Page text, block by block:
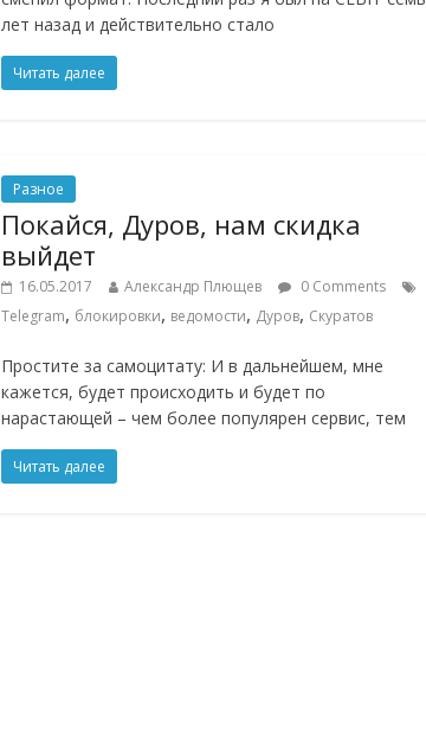
лет назад и действительно стало
Читать далее
Разное
Покайся, Дуров, нам скидка
выйдет
16.05.2017 Александр Плющев
0 Comments
Telegram, блокировки, ведомости, Дуров, Скуратов
Простите за самоцитату: И в дальнейшем, мне
кажется, будет происходить и будет по
нарастающей – чем более популярен сервис, тем
Читать далее